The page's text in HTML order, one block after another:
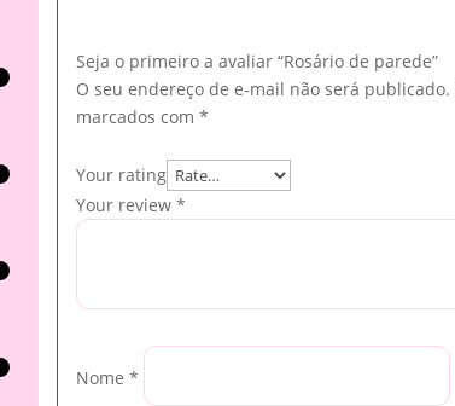
Seja o primeiro a avaliar “Rosário de parede”
O seu endereço de e-mail não será publicado.
marcados com *
Your rating
Your review *
Nome *